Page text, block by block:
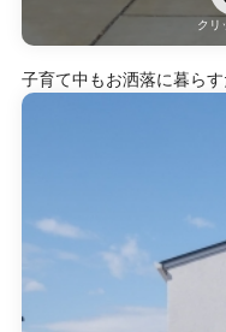
クリ
子育て中もお洒落に暮ら